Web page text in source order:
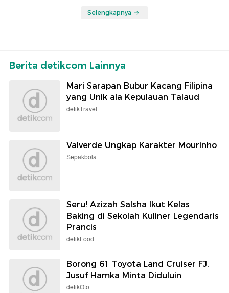
Selengkapnya
Berita detikcom Lainnya
Mari Sarapan Bubur Kacang Filipina
yang Unik ala Kepulauan Talaud
detikTravel
Valverde Ungkap Karakter Mourinho
Sepakbola
Seru! Azizah Salsha Ikut Kelas
Baking di Sekolah Kuliner Legendaris
Prancis
detikFood
Borong 61 Toyota Land Cruiser FJ,
Jusuf Hamka Minta Diduluin
detikOto